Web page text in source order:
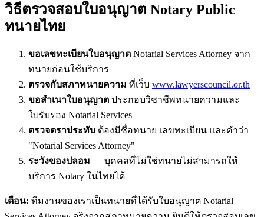
วิธีตรวจสอบใบอนุญาต Notary Public
ทนายไทย
ขอเลขทะเบียนใบอนุญาต Notarial Services Attorney จาก
ทนายก่อนใช้บริการ
ตรวจกับสภาทนายความ ที่เว็บ www.lawyerscouncil.or.th
ขอสำเนาใบอนุญาต ประกอบวิชาชีพทนายความและ
ใบรับรอง Notarial Services
ตรวจตราประทับ ต้องมีชื่อทนาย เลขทะเบียน และคำว่า
"Notarial Services Attorney"
ระวังของปลอม — บุคคลที่ไม่ใช่ทนายไม่สามารถให้
บริการ Notary ในไทยได้
เตือน: ทีมงานของเราเป็นทนายที่ได้รับใบอนุญาต Notarial